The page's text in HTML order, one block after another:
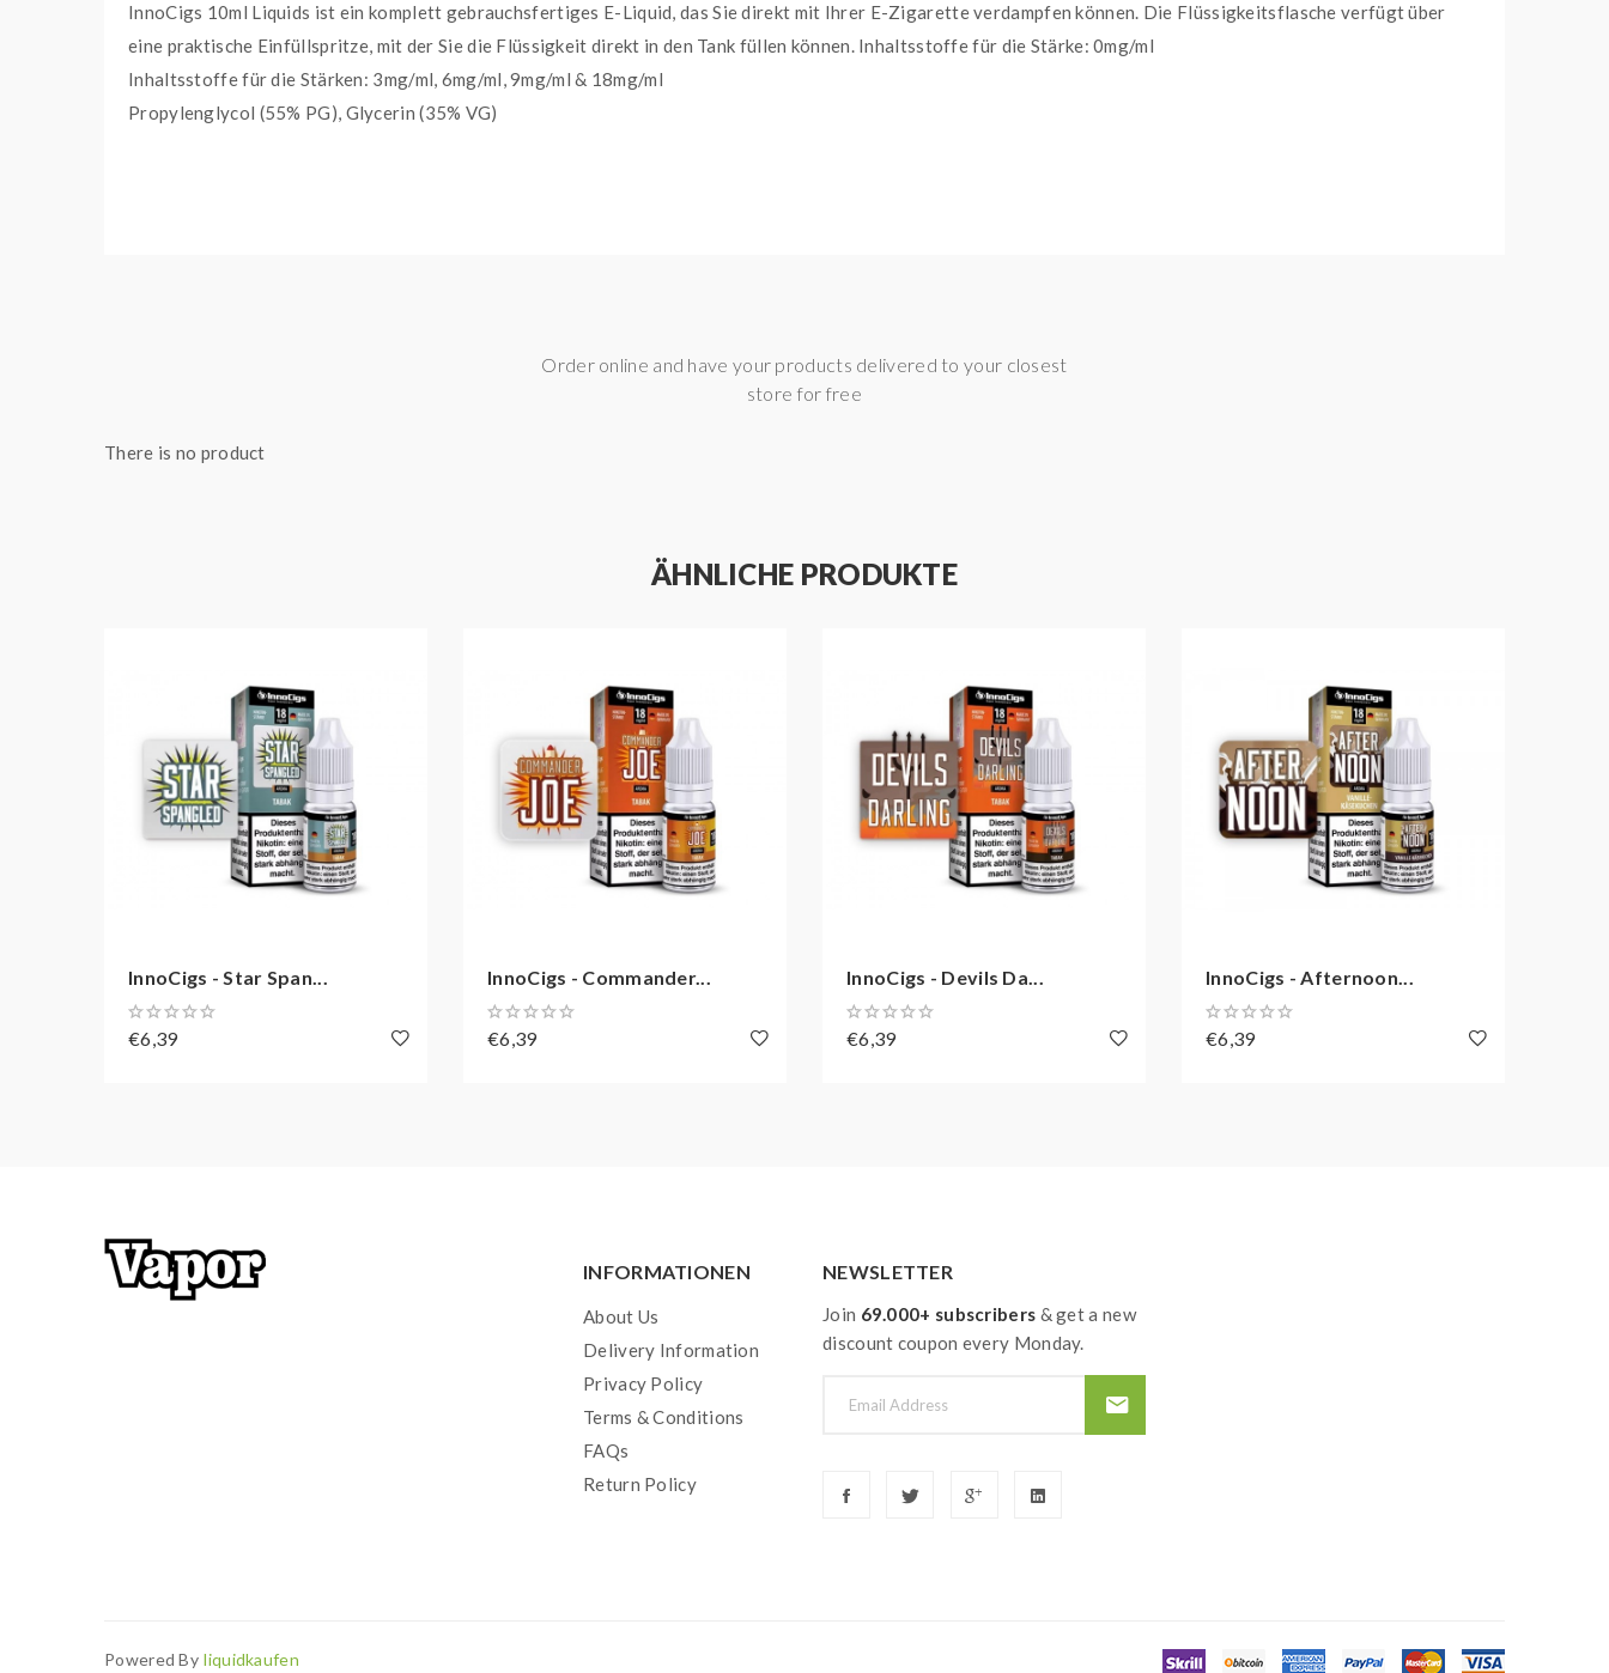
InnoCigs 10ml Liquids ist ein komplett gebrauchsfertiges E-Liquid, das Sie direkt mit Ihrer E-Zigarette verdampfen können. Die Flüssigkeitsflasche verfügt über
eine praktische Einfüllspritze, mit der Sie die Flüssigkeit direkt in den Tank füllen können. Inhaltsstoffe für die Stärke: 0mg/ml
Inhaltsstoffe für die Stärken: 3mg/ml, 6mg/ml, 9mg/ml & 18mg/ml
Propylenglycol (55% PG), Glycerin (35% VG)
Order online and have your products delivered to your closest
store for free
There is no product
ÄHNLICHE PRODUKTE
InnoCigs - Star Span...
€6,39
InnoCigs - Commander...
€6,39
InnoCigs - Devils Da...
€6,39
InnoCigs - Afternoon...
€6,39
INFORMATIONEN
About Us
Delivery Information
Privacy Policy
Terms & Conditions
FAQs
Return Policy
NEWSLETTER
Join 69.000+ subscribers & get a new
discount coupon every Monday.
Powered By Liquidkaufen